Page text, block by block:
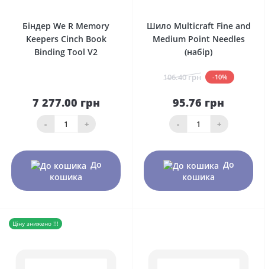
Біндер We R Memory
Keepers Cinch Book
Binding Tool V2
7 277.00 грн
- +
До
кошика
Шило Multicraft Fine and
Medium Point Needles
(набір)
106.40 грн -10%
95.76 грн
- +
До
кошика
Ціну знижено !!!